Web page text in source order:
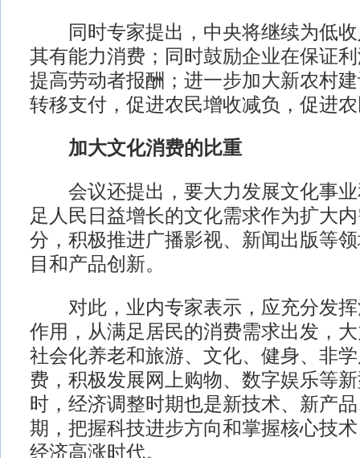
同时专家提出，中央将继续为低收
其有能力消费；同时鼓励企业在保证
提高劳动者报酬；进一步加大新农村
转移支付，促进农民增收减负，促进
加大文化消费的比重
会议还提出，要大力发展文化事业
足人民日益增长的文化需求作为扩大
分，积极推进广播影视、新闻出版等
目和产品创新。
对此，业内专家表示，应充分发挥
作用，从满足居民的消费需求出发，
社会化养老和旅游、文化、健身、非
费，积极发展网上购物、数字娱乐等
时，经济调整时期也是新技术、新产
期，把握科技进步方向和掌握核心技
经济高涨时代。